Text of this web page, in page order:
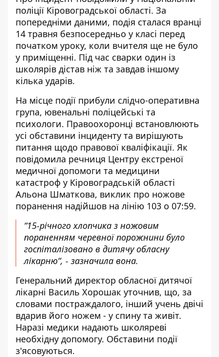
поліції Кіровоградської області. За
попередніми даними, подія сталася вранці
14 травня безпосередньо у класі перед
початком уроку, коли вчителя ще не було
у приміщенні. Під час сварки один із
школярів дістав ніж та завдав іншому
кілька ударів.
На місце події прибули слідчо-оперативна
група, ювенальні поліцейські та
психологи. Правоохоронці встановлюють
усі обставини інциденту та вирішують
питання щодо правової кваліфікації. Як
повідомила речниця Центру екстреної
медичної допомоги та медицини
катастроф у Кіровоградській області
Альона Шматкова, виклик про ножове
поранення надійшов на лінію 103 о 07:59.
“15-річного хлопчика з ножовим
пораненням черевної порожнини було
госпіталізовано в дитячу обласну
лікарню“, - зазначила вона.
Генеральний директор обласної дитячої
лікарні Василь Хорошак уточнив, що, за
словами постраждалого, інший учень двічі
вдарив його ножем - у спину та живіт.
Наразі медики надають школяреві
необхідну допомогу. Обставини події
з'ясовуються.